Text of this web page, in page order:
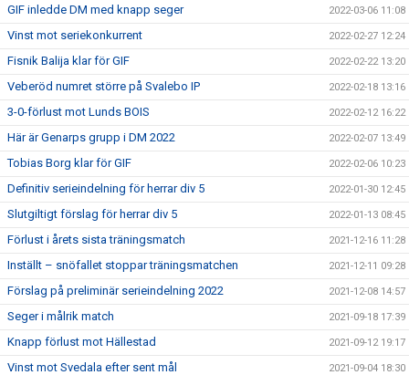
GIF inledde DM med knapp seger 2022-03-06 11:08
Vinst mot seriekonkurrent 2022-02-27 12:24
Fisnik Balija klar för GIF 2022-02-22 13:20
Veberöd numret större på Svalebo IP 2022-02-18 13:16
3-0-förlust mot Lunds BOIS 2022-02-12 16:22
Här är Genarps grupp i DM 2022 2022-02-07 13:49
Tobias Borg klar för GIF 2022-02-06 10:23
Definitiv serieindelning för herrar div 5 2022-01-30 12:45
Slutgiltigt förslag för herrar div 5 2022-01-13 08:45
Förlust i årets sista träningsmatch 2021-12-16 11:28
Inställt – snöfallet stoppar träningsmatchen 2021-12-11 09:28
Förslag på preliminär serieindelning 2022 2021-12-08 14:57
Seger i målrik match 2021-09-18 17:39
Knapp förlust mot Hällestad 2021-09-12 19:17
Vinst mot Svedala efter sent mål 2021-09-04 18:30